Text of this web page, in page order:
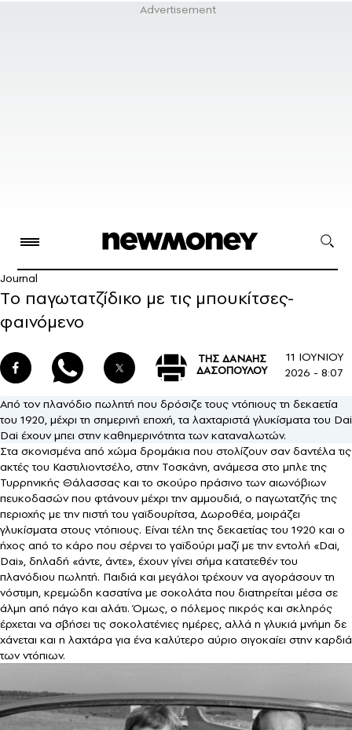
Journal
Tο παγωτατζίδικο με τις μπουκίτσες-
φαινόμενο
ΤΗΣ ΔΑΝΑΗΣ
ΔΑΣΟΠΟΥΛΟΥ
11 ΙΟΥΝΙΟΥ
2026 - 8:07
Από τον πλανόδιο πωλητή που δρόσιζε τους ντόπιους τη δεκαετία
του 1920, μέχρι τη σημερινή εποχή, τα λαχταριστά γλυκίσματα του Dai
Dai έχουν μπει στην καθημερινότητα των καταναλωτών.
Στα σκονισμένα από χώμα δρομάκια που στολίζουν σαν δαντέλα τις
ακτές του Καστιλιοντσέλο, στην Τοσκάνη, ανάμεσα στο μπλε της
Τυρρηνικής Θάλασσας και το σκούρο πράσινο των αιωνόβιων
πευκοδασών που φτάνουν μέχρι την αμμουδιά, ο παγωτατζής της
περιοχής με την πιστή του γαϊδουρίτσα, Δωροθέα, μοιράζει
γλυκίσματα στους ντόπιους. Είναι τέλη της δεκαετίας του 1920 και ο
ήχος από το κάρο που σέρνει το γαϊδούρι μαζί με την εντολή «Dai,
Dai», δηλαδή «άντε, άντε», έχουν γίνει σήμα κατατεθέν του
πλανόδιου πωλητή. Παιδιά και μεγάλοι τρέχουν να αγοράσουν τη
νόστιμη, κρεμώδη κασατίνα με σοκολάτα που διατηρείται μέσα σε
άλμη από πάγο και αλάτι. Όμως, ο πόλεμος πικρός και σκληρός
έρχεται να σβήσει τις σοκολατένιες ημέρες, αλλά η γλυκιά μνήμη δε
χάνεται και η λαχτάρα για ένα καλύτερο αύριο σιγοκαίει στην καρδιά
των ντόπιων.